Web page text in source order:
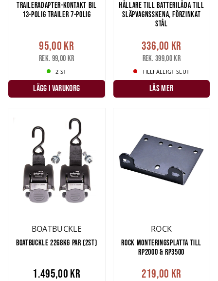
TRAILERADAPTER-KONTAKT BIL
13-POLIG TRAILER 7-POLIG
95,00 kr
Rek. 99,00 kr
2 ST
LÄGG I VARUKORG
HÅLLARE TILL BATTERILÅDA TILL
SLÄPVAGNSSKENA, FÖRZINKAT
STÅL
336,00 kr
Rek. 399,00 kr
TILLFÄLLIGT SLUT
LÄS MER
BOATBUCKLE
BOATBUCKLE 2268KG PAR (2ST)
1.495,00 kr
ROCK
ROCK MONTERINGSPLATTA TILL
RP2000 & RP3500
219,00 kr